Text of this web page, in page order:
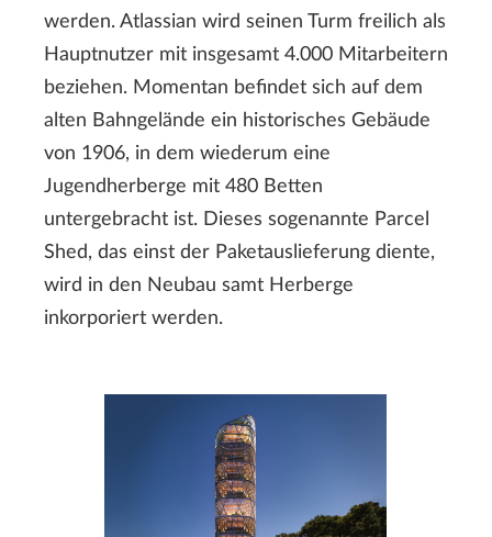
werden. Atlassian wird seinen Turm freilich als
Hauptnutzer mit insgesamt 4.000 Mitarbeitern
beziehen. Momentan befindet sich auf dem
alten Bahngelände ein historisches Gebäude
von 1906, in dem wiederum eine
Jugendherberge mit 480 Betten
untergebracht ist. Dieses sogenannte Parcel
Shed, das einst der Paketauslieferung diente,
wird in den Neubau samt Herberge
inkorporiert werden.